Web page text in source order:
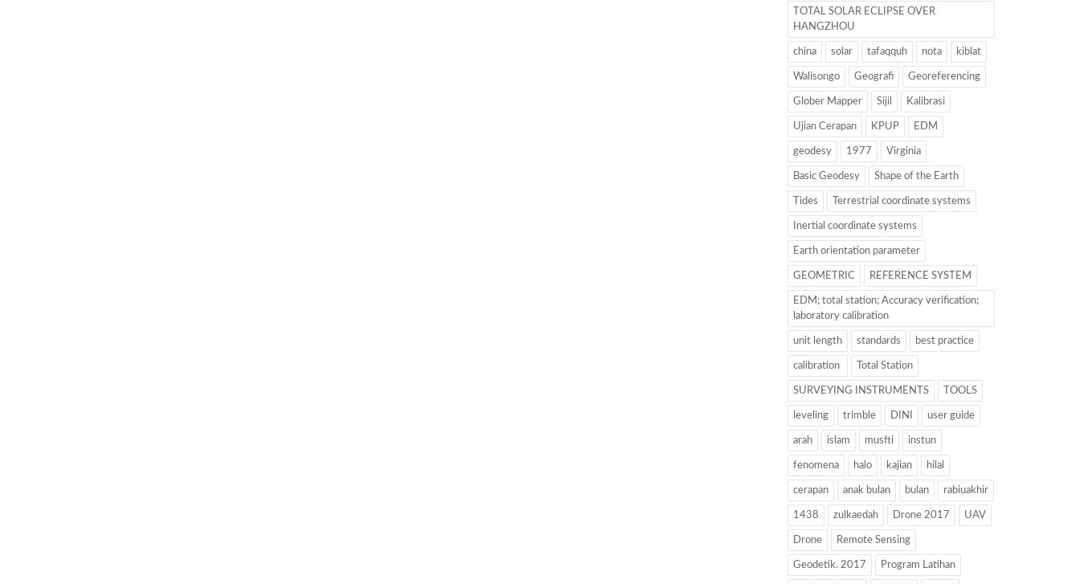
TOTAL SOLAR ECLIPSE OVER
HANGZHOU
china solar tafaqquh nota kiblat
Walisongo Geografi Georeferencing
Glober Mapper Sijil Kalibrasi
Ujian Cerapan KPUP EDM
geodesy 1977 Virginia
Basic Geodesy Shape of the Earth
Tides Terrestrial coordinate systems
Inertial coordinate systems
Earth orientation parameter
GEOMETRIC REFERENCE SYSTEM
EDM; total station; Accuracy verification;
laboratory calibration
unit length standards best practice
calibration Total Station
SURVEYING INSTRUMENTS TOOLS
leveling trimble DINI user guide
arah islam musfti instun
fenomena halo kajian hilal
cerapan anak bulan bulan rabiuakhir
1438 zulkaedah Drone 2017 UAV
Drone Remote Sensing
Geodetik. 2017 Program Latihan